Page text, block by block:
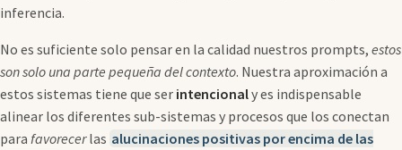
inferencia.
No es suficiente solo pensar en la calidad nuestros prompts, estos
son solo una parte pequeña del contexto. Nuestra aproximación a
estos sistemas tiene que ser intencionaly es indispensable
alinear los diferentes sub-sistemas y procesos que los conectan
para favorecerlas alucinaciones positivas por encima de las